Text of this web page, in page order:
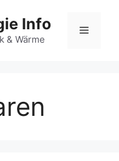
Info
& Wärme
Menü